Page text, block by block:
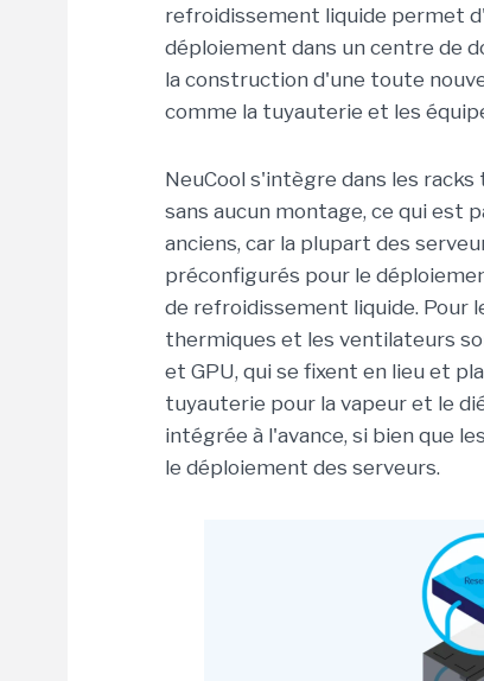
refroidissement liquide permet
déploiement dans un centre de
la construction d'une toute
comme la tuyauterie et les
NeuCool s'intègre dans les
sans aucun montage, ce qui est
anciens, car la plupart des
préconfigurés pour le
de refroidissement liquide. Pour
thermiques et les ventilateurs
et GPU, qui se fixent en lieu et
tuyauterie pour la vapeur et le
intégrée à l'avance, si bien que
le déploiement des serveurs.